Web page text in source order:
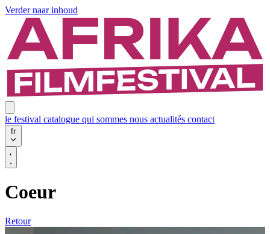
Verder naar inhoud
le festival catalogue qui sommes nous actualités contact
fr
Coeur
Retour